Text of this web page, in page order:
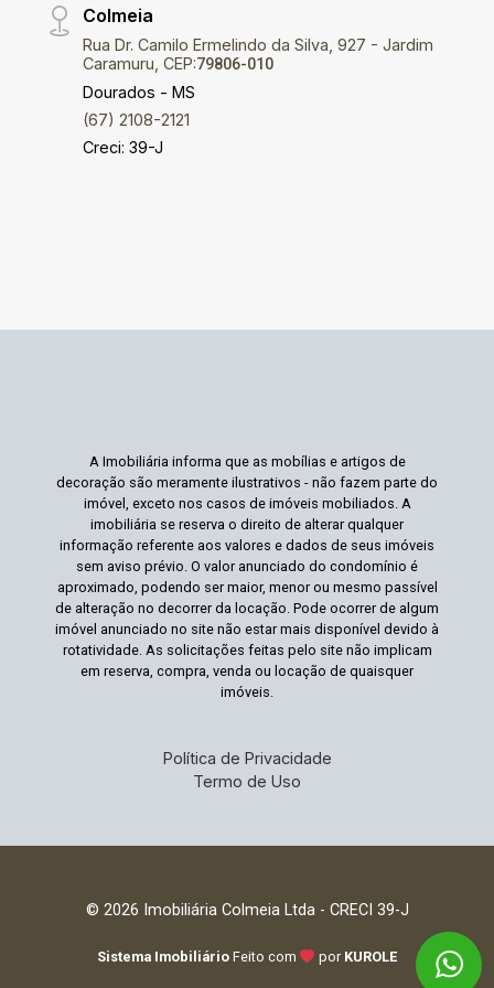
Colmeia
Rua Dr. Camilo Ermelindo da Silva, 927 - Jardim
Caramuru, CEP:79806-010
Dourados - MS
(67) 2108-2121
Creci: 39-J
A Imobiliária informa que as mobílias e artigos de
decoração são meramente ilustrativos - não fazem parte do
imóvel, exceto nos casos de imóveis mobiliados. A
imobiliária se reserva o direito de alterar qualquer
informação referente aos valores e dados de seus imóveis
sem aviso prévio. O valor anunciado do condomínio é
aproximado, podendo ser maior, menor ou mesmo passível
de alteração no decorrer da locação. Pode ocorrer de algum
imóvel anunciado no site não estar mais disponível devido à
rotatividade. As solicitações feitas pelo site não implicam
em reserva, compra, venda ou locação de quaisquer
imóveis.
Política de Privacidade
Termo de Uso
© 2026 Imobiliária Colmeia Ltda - CRECI 39-J
Sistema Imobiliário Feito com por KUROLE